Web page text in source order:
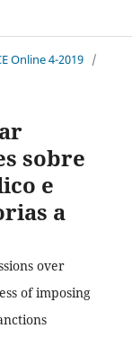
Online 4-2019 /
sobre
e
a
over
of imposing